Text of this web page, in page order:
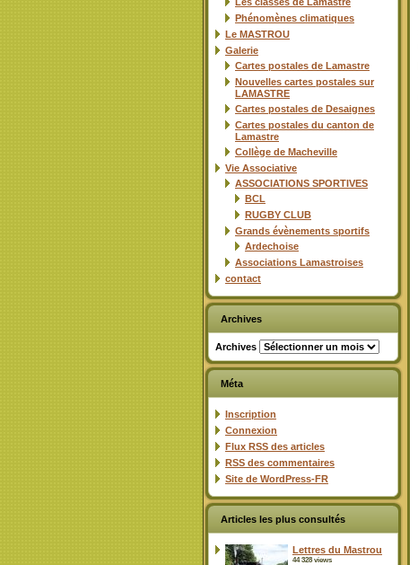
Phénomènes climatiques
Le MASTROU
Galerie
Cartes postales de Lamastre
Nouvelles cartes postales sur
LAMASTRE
Cartes postales de Desaignes
Cartes postales du canton de
Lamastre
Collège de Macheville
Vie Associative
ASSOCIATIONS SPORTIVES
BCL
RUGBY CLUB
Grands évènements sportifs
Ardechoise
Associations Lamastroises
contact
Archives
Archives
Méta
Inscription
Connexion
Flux RSS des articles
RSS des commentaires
Site de WordPress-FR
Articles les plus consultés
Lettres du Mastrou
44 328 views